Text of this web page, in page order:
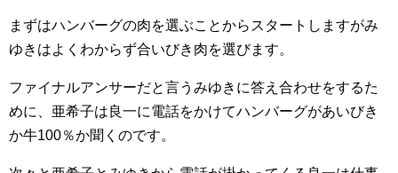
まずはハンバーグの肉を選ぶことからスタートしますがみ
ゆきはよくわからず合いびき肉を選びます。
ファイナルアンサーだと言うみゆきに答え合わせをするた
めに、亜希子は良一に電話をかけてハンバーグがあいびき
か牛100％か聞くのです。